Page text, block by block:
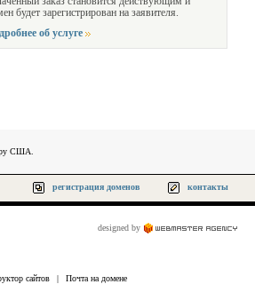
будет зарегистрирован на заявителя.
об услуге
США.
регистрация доменов контакты
designed by
сайтов | Почта на домене